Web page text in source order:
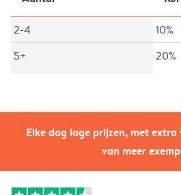
Elke dag lage prijzen, met
van meer
2-4
10%
5+
20%